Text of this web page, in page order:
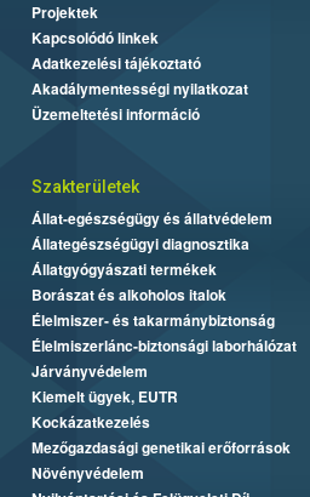
Projektek
Kapcsolódó linkek
Adatkezelési tájékoztató
Akadálymentességi nyilatkozat
Üzemeltetési információ
Szakterületek
Állat-egészségügy és állatvédelem
Állategészségügyi diagnosztika
Állatgyógyászati termékek
Borászat és alkoholos italok
Élelmiszer- és takarmánybiztonság
Élelmiszerlánc-biztonsági laborhálózat
Járványvédelem
Kiemelt ügyek, EUTR
Kockázatkezelés
Mezőgazdasági genetikai erőforrások
Növényvédelem